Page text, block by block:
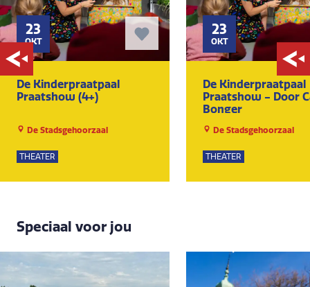
23
OKT
De Kinderpraatpaal
Praatshow (4+)
De Stadsgehoorzaal
THEATER
23
OKT
De Kinderpraatpaal
Praatshow - Door
Bonger
De Stadsgehoorzaal
THEATER
Speciaal voor jou